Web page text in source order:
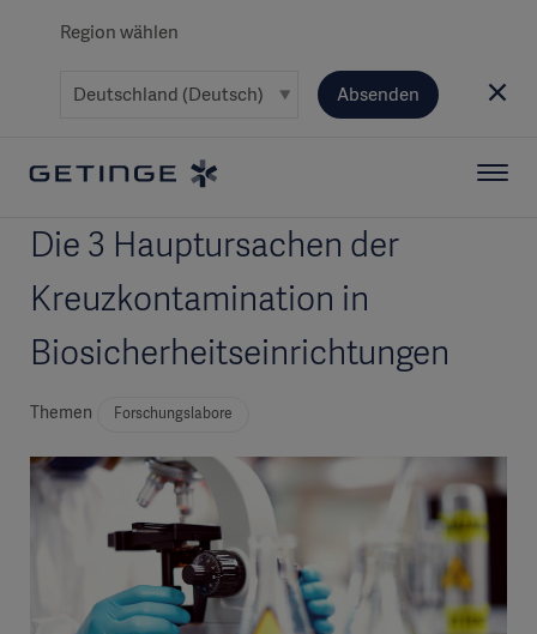
Region wählen
Absenden
Die 3 Hauptursachen der
Kreuzkontamination in
Biosicherheitseinrichtungen
Themen Forschungslabore